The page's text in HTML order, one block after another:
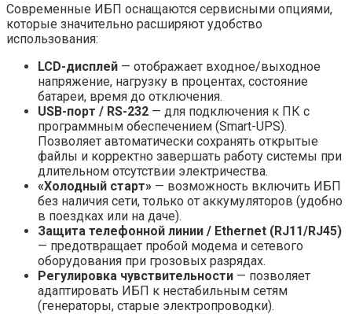
Современные ИБП оснащаются сервисными опциями,
которые значительно расширяют удобство
использования:
LCD-дисплей — отображает входное/выходное
напряжение, нагрузку в процентах, состояние
батареи, время до отключения.
USB-порт / RS-232 — для подключения к ПК с
программным обеспечением (Smart-UPS).
Позволяет автоматически сохранять открытые
файлы и корректно завершать работу системы при
длительном отсутствии электричества.
«Холодный старт» — возможность включить ИБП
без наличия сети, только от аккумуляторов (удобно
в поездках или на даче).
Защита телефонной линии / Ethernet (RJ11/RJ45)
— предотвращает пробой модема и сетевого
оборудования при грозовых разрядах.
Регулировка чувствительности — позволяет
адаптировать ИБП к нестабильным сетям
(генераторы, старые электропроводки).